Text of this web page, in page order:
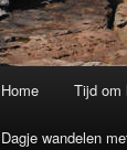
Home Tijd om
Dagje wandelen